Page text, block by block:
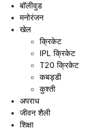
बॉलीवुड
मनोरंजन
खेल
क्रिकेट
IPL क्रिकेट
T20 क्रिकेट
कबड्डी
कुश्ती
अपराध
जीवन शैली
शिक्षा